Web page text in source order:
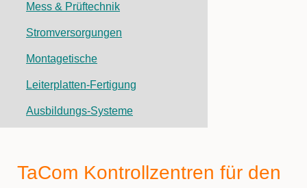
Mess & Prüftechnik
Stromversorgungen
Montagetische
Leiterplatten-Fertigung
Ausbildungs-Systeme
TaCom Kontrollzentren für den